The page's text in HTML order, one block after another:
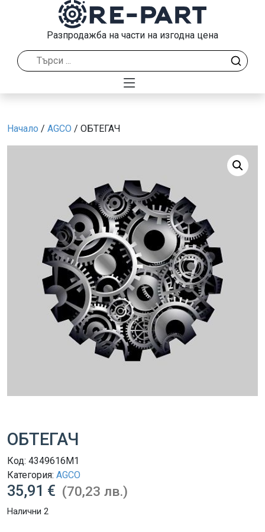
Разпродажба на части на изгодна цена
Начало / AGCO / ОБТЕГАЧ
ОБТЕГАЧ
Код: 4349616M1
Категория: AGCO
35,91 € (70,23 лв.)
Налични 2